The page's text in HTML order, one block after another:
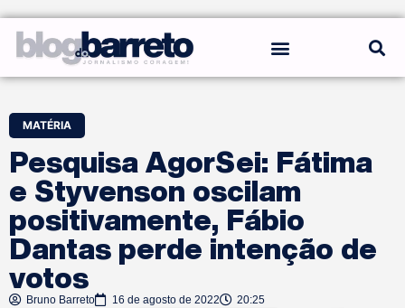
MATÉRIA
Pesquisa AgorSei: Fátima
e Styvenson oscilam
positivamente, Fábio
Dantas perde intenção de
votos
Bruno Barreto 16 de agosto de 2022 20:25